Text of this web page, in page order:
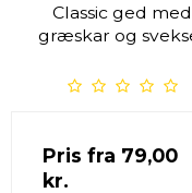
Classic ged med
græskar og
Pris fra 79,00
kr.